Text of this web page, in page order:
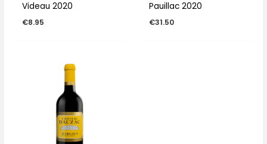
Videau 2020
€8.95
Pauillac 2020
€31.50